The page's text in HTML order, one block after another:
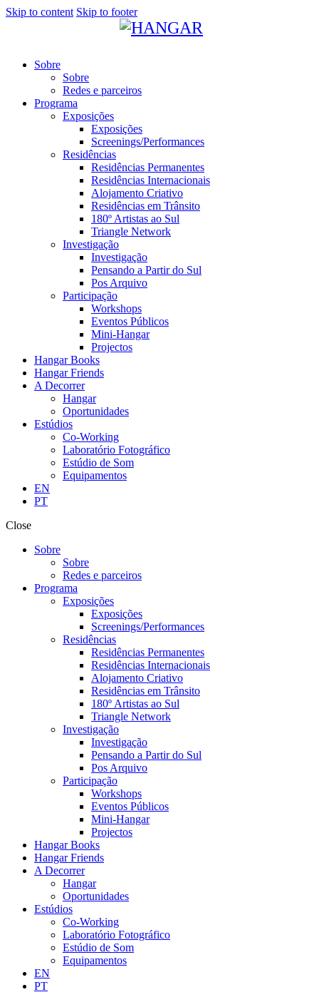
Skip to content Skip to footer
Sobre
Sobre
Redes e parceiros
Programa
Exposições
Exposições
Screenings/Performances
Residências
Residências Permanentes
Residências Internacionais
Alojamento Criativo
Residências em Trânsito
180º Artistas ao Sul
Triangle Network
Investigação
Investigação
Pensando a Partir do Sul
Pos Arquivo
Participação
Workshops
Eventos Públicos
Mini-Hangar
Projectos
Hangar Books
Hangar Friends
A Decorrer
Hangar
Oportunidades
Estúdios
Co-Working
Laboratório Fotográfico
Estúdio de Som
Equipamentos
EN
PT
Close
Sobre
Sobre
Redes e parceiros
Programa
Exposições
Exposições
Screenings/Performances
Residências
Residências Permanentes
Residências Internacionais
Alojamento Criativo
Residências em Trânsito
180º Artistas ao Sul
Triangle Network
Investigação
Investigação
Pensando a Partir do Sul
Pos Arquivo
Participação
Workshops
Eventos Públicos
Mini-Hangar
Projectos
Hangar Books
Hangar Friends
A Decorrer
Hangar
Oportunidades
Estúdios
Co-Working
Laboratório Fotográfico
Estúdio de Som
Equipamentos
EN
PT